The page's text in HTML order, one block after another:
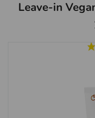
Leave-in